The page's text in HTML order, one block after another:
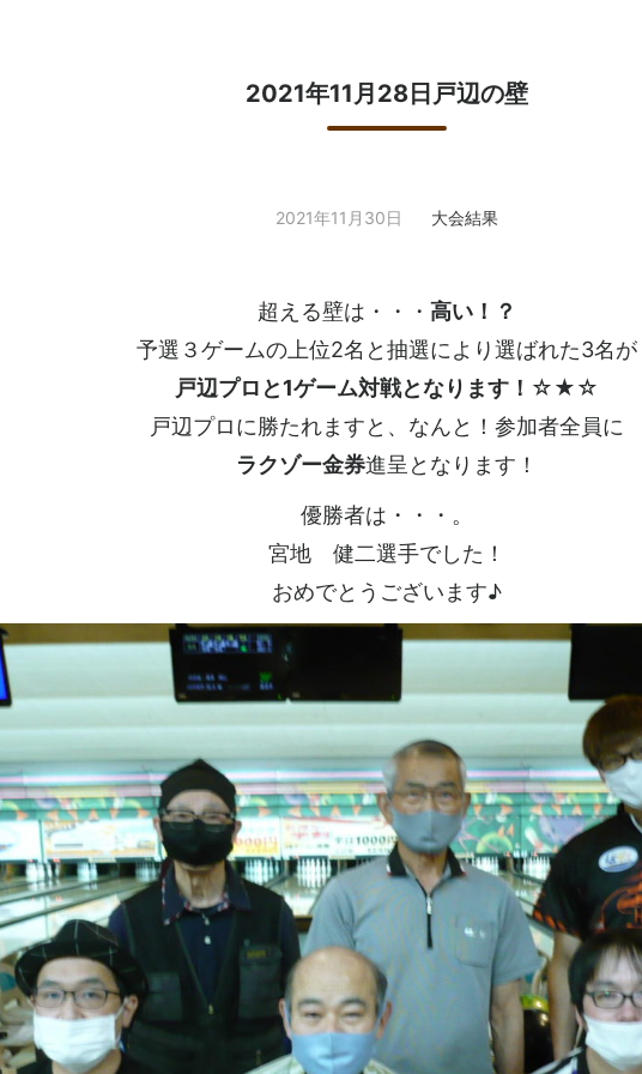
2021年11月28日戸辺の壁
2021年11月30日 大会結果
超える壁は・・・ 高い！？
予選３ゲームの上位2名と抽選により選ばれた3名が
戸辺プロと1ゲーム対戦となります！ ☆★☆
戸辺プロに勝たれますと、なんと！参加者全員に
ラクゾー金券進呈となります！
優勝者は・・・。
宮地 健二選手でした！
おめでとうございます♪